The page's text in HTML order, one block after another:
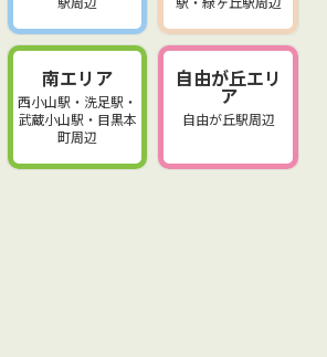
南エリア
西小山駅・洗足駅・
武蔵小山駅・目黒本
町周辺
自由が丘エリ
ア
自由が丘駅周辺